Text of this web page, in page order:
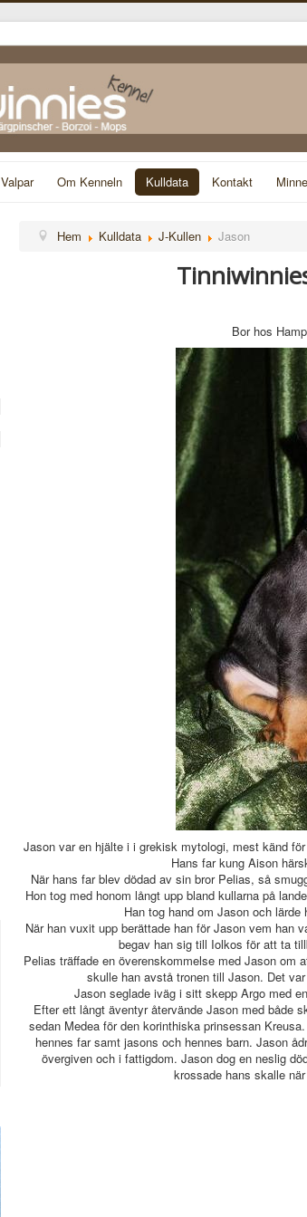
Valpar Om Kenneln Kulldata Kontakt
Hem Kulldata J-Kullen Jason
Bor hos
Jason var en hjälte i i grekisk mytologi, mest känd
Hans far kung Aison
När hans far blev dödad av sin bror Pelias, så
Hon tog med honom långt upp bland kullarna på
Han tog hand om Jason och
När han vuxit upp berättade han för Jason vem han
begav han sig till Iolkos för att ta
Pelias träffade en överenskommelse med Jason
skulle han avstå tronen till Jason. Det
Jason seglade iväg i sitt skepp Argo med
Efter ett långt äventyr återvände Jason med både
sedan Medea för den korinthiska prinsessan
hennes far samt jasons och hennes barn. Jason
övergiven och i fattigdom. Jason dog en neslig
krossade hans skalle